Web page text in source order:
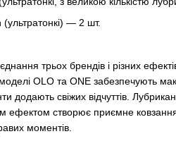
— 2 шт.
трьох брендів і різних
моделі OLO та ONE забезпечують
додають свіжих відчуттів.
ефектом створює приємне
моментів.